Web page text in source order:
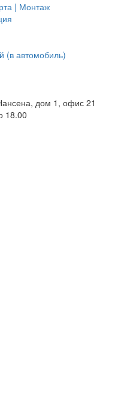
| Монтаж
(в автомобиль)
дом 1, офис 21
18.00